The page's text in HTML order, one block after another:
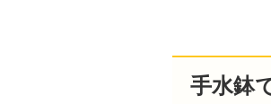
手水鉢